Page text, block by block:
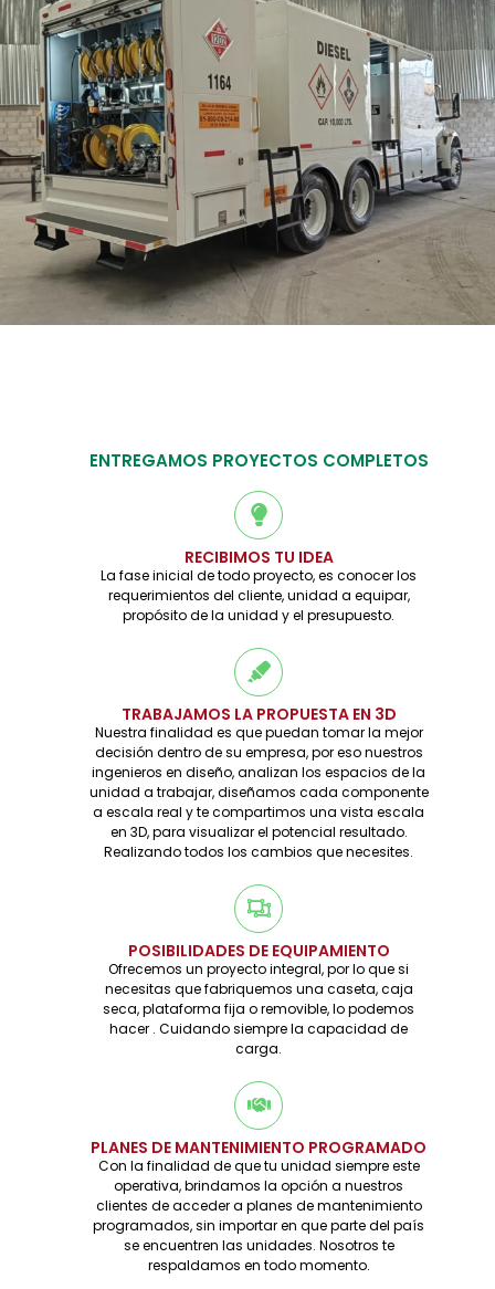
ENTREGAMOS PROYECTOS COMPLETOS
RECIBIMOS TU IDEA
La fase inicial de todo proyecto, es conocer los
requerimientos del cliente, unidad a equipar,
propósito de la unidad y el presupuesto.
TRABAJAMOS LA PROPUESTA EN 3D
Nuestra finalidad es que puedan tomar la mejor
decisión dentro de su empresa, por eso nuestros
ingenieros en diseño, analizan los espacios de la
unidad a trabajar, diseñamos cada componente
a escala real y te compartimos una vista escala
en 3D, para visualizar el potencial resultado.
Realizando todos los cambios que necesites.
POSIBILIDADES DE EQUIPAMIENTO
Ofrecemos un proyecto integral, por lo que si
necesitas que fabriquemos una caseta, caja
seca, plataforma fija o removible, lo podemos
hacer . Cuidando siempre la capacidad de
carga.
PLANES DE MANTENIMIENTO PROGRAMADO
Con la finalidad de que tu unidad siempre este
operativa, brindamos la opción a nuestros
clientes de acceder a planes de mantenimiento
programados, sin importar en que parte del país
se encuentren las unidades. Nosotros te
respaldamos en todo momento.